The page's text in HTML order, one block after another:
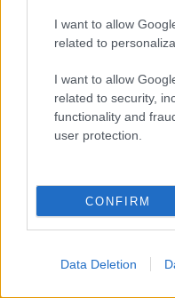
I want to allow
related to
I want to allow
related to security,
functionality and
user protection.
CONFIRM
Data Deletion
Το Proson σας
Proson.gr
ενδιαφερόμενους
αίτηση τους για
προσλήψεις καθώς
ηλεκτρονικού
πρόσληψης ή
Διαβάζουμε